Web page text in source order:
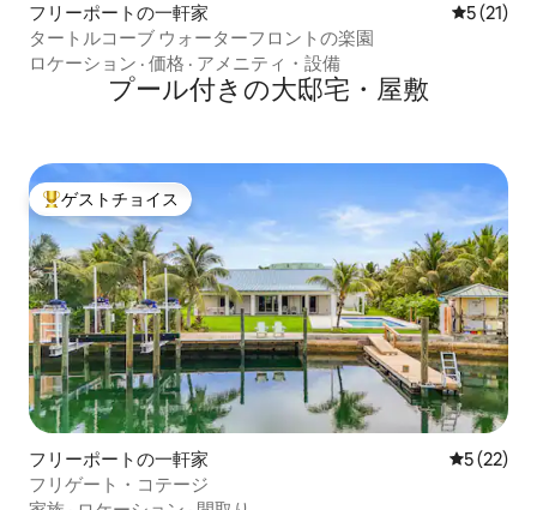
フリーポートの一軒家 レビュー
5 (21)
タートルコーブ ウォーターフロントの楽園
ロケーション · 価格 · アメニティ・設備
プール付きの大邸宅・屋敷
大好評のゲストチョイスです。
ゲストチョイス
フリーポートの一軒家 レビュー
5 (22)
フリゲート・コテージ